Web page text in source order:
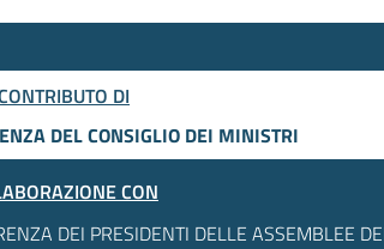
DI
DEL CONSIGLIO DEI MINISTRI
CON
DEI PRESIDENTI DELLE ASSEMBLEE